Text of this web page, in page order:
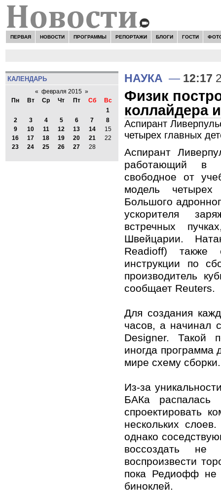
ПЕРВАЯ НОВОСТИ ПРОГРАММЫ РЕПОРТАЖИ БЛОГИ ГОСТИ
КАЛЕНДАРЬ
« февраля 2015 »
Пн
Вт Ср Чт Пт Сб
Вс
1
2
3 4 5 6 7
8
9
10 11 12 13 14
15
16
17 18 19 20 21
22
23
24 25 26 27 28
НАУКА — 12:17
Физик
коллайдера
Аспирант
четырех главных
Аспирант
работающий в
свободное от
модель четырех
Большого
ускорителя
встречных
Швейцарии.
Readioff) также
инструкции по
производитель
сообщает Reuters.
Для создания
часов, а начинал
Designer. Такой
иногда программа
мире схему сборки.
Из-за
БАКа распалась
спроектировать
нескольких
однако
воссоздать не
воспроизвести
пока Редиофф не
биноклей.